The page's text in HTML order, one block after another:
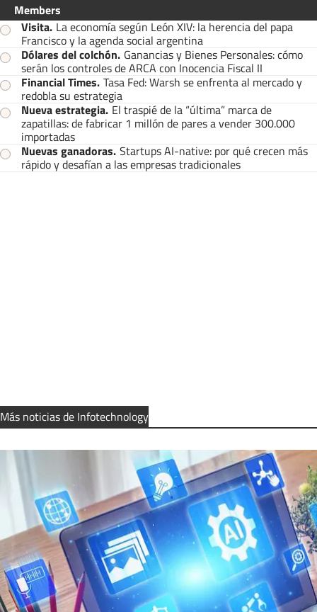
Members
Visita. La economía según León XIV: la herencia del papa
Francisco y la agenda social argentina
Dólares del colchón. Ganancias y Bienes Personales: cómo
serán los controles de ARCA con Inocencia Fiscal II
Financial Times. Tasa Fed: Warsh se enfrenta al mercado y
redobla su estrategia
Nueva estrategia. El traspié de la “última” marca de
zapatillas: de fabricar 1 millón de pares a vender 300.000
importadas
Nuevas ganadoras. Startups AI-native: por qué crecen más
rápido y desafían a las empresas tradicionales
Más noticias de Infotechnology